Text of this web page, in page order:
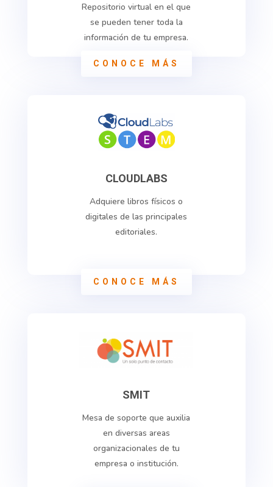
Repositorio virtual en el que
se pueden tener toda la
información de tu empresa.
CONOCE MÁS
CLOUDLABS
Adquiere libros físicos o
digitales de las principales
editoriales.
CONOCE MÁS
SMIT
Mesa de soporte que auxilia
en diversas areas
organizacionales de tu
empresa o institución.